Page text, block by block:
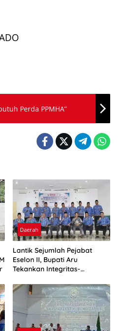
Perda PPMHA”
Daerah
Lantik Sejumlah Pejabat
Eselon II, Bupati Aru
Tekankan Integritas-